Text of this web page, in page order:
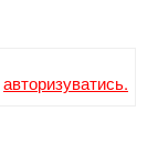
авторизуватись.